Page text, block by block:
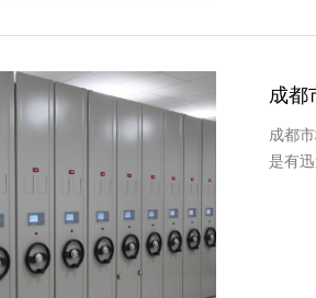
成都
成都
是有